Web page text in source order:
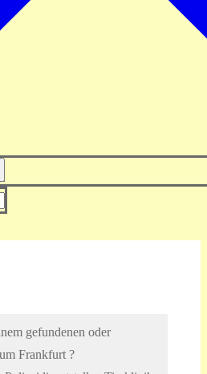
gefundenen oder
Frankfurt ?